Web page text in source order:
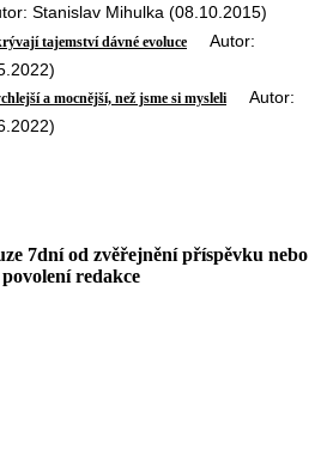
Stanislav Mihulka (08.10.2015)
tajemství dávné evoluce Autor:
a mocnější, než jsme si mysleli Autor:
7dní od zvěřejnění příspěvku nebo
redakce